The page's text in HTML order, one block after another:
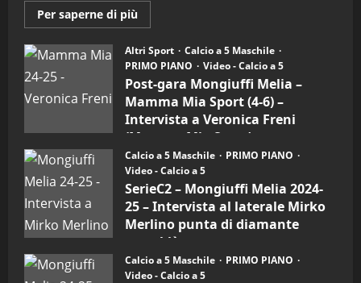
Per saperne di più
informazioni
Post-
gara
Mongiuffi
Melia
–
Mamma
Mia
Sport
(4-
6)
–
Intervista
a
mister
Arturo
Carciotto
(Mongiuffi
Melia)
Altri Sport
Calcio a 5 Maschile
PRIMO PIANO
Video - Calcio a 5
Post-gara Mongiuffi Melia –
Mamma Mia Sport (4-6) –
Intervista a Veronica Freni
(Mamma Mia Sport)
30/09/2024
Calcio a 5 Maschile
PRIMO PIANO
Video - Calcio a 5
SerieC2 – Mongiuffi Melia 2024-
25 – Intervista al laterale Mirko
Merlino punta di diamante
rossoblù
26/09/2024
Calcio a 5 Maschile
PRIMO PIANO
Video - Calcio a 5